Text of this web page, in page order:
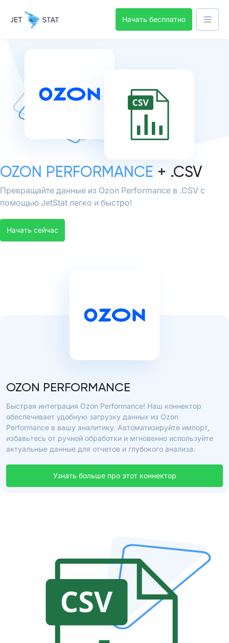
Начать бесплатно
OZON PERFORMANCE + .CSV
Превращайте данные из Ozon Performance в .CSV с
помощью JetStat легко и быстро!
Начать сейчас
OZON PERFORMANCE
Быстрая интеграция Ozon Performance! Наш коннектор
обеспечивает удобную загрузку данных из Ozon
Performance в вашу аналитику. Автоматизируйте импорт,
избавьтесь от ручной обработки и мгновенно используйте
актуальные данные для отчетов и глубокого анализа.
Узнать больше про этот коннектор